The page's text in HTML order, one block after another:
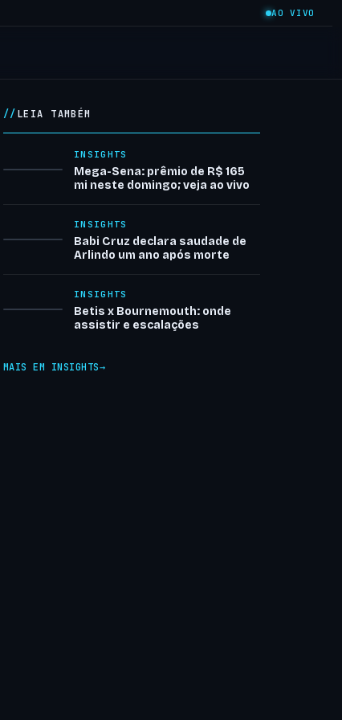
AO VIVO
LEIA TAMBÉM
INSIGHTS
Mega-Sena: prêmio de R$ 165
mi neste domingo; veja ao vivo
INSIGHTS
Babi Cruz declara saudade de
Arlindo um ano após morte
INSIGHTS
Betis x Bournemouth: onde
assistir e escalações
MAIS EM INSIGHTS